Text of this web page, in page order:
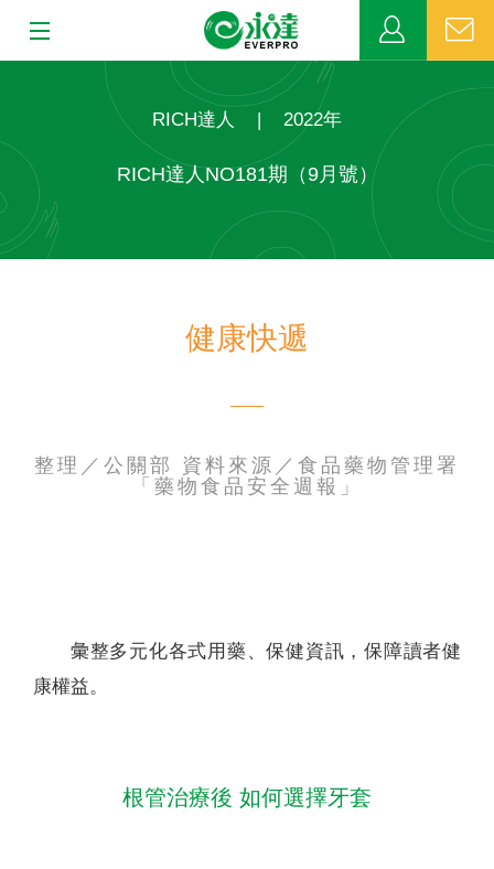
MDRT
網站連結
RICH達人 | 2022年
RICH達人NO181期（9月號）
健康快遞
整理／公關部 資料來源／食品藥物管理署
「藥物食品安全週報」
彙整多元化各式用藥、保健資訊，保障讀者健
康權益。
根管治療後 如何選擇牙套